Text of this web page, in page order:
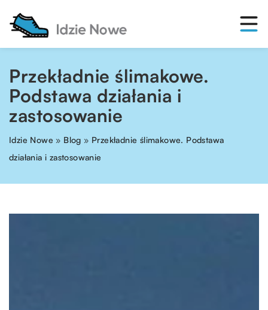
Przekładnie ślimakowe.
Podstawa działania i
zastosowanie
Idzie Nowe » Blog » Przekładnie ślimakowe. Podstawa
działania i zastosowanie